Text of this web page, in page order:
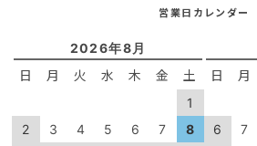
営業日カレンダー
2026年8月
日 月 火 水 木 金 土
1
2
3 4 5 6 7
8
日 月
6
7